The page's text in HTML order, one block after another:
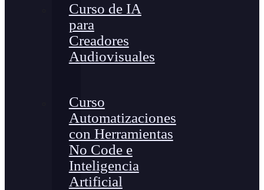
Curso de IA
para
Creadores
Audiovisuales
Curso
Automatizaciones
con Herramientas
No Code e
Inteligencia
Artificial